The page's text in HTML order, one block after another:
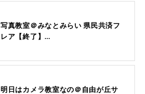
写真教室＠みなとみらい 県民共済フ
レア【終了】…
明日はカメラ教室なの＠自由が丘サ